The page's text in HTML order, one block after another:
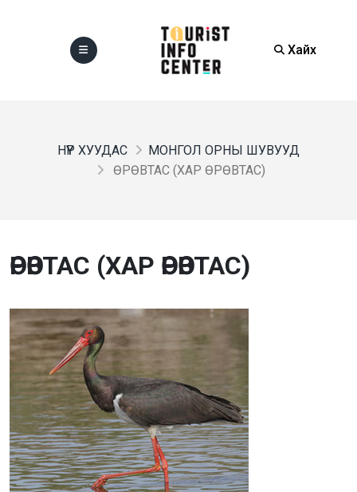
Хайх
НҮҮР ХУУДАС
МОНГОЛ ОРНЫ ШУВУУД
ӨРӨВТАС (ХАР ӨРӨВТАС)
ӨРӨВТАС (ХАР ӨРӨВТАС)